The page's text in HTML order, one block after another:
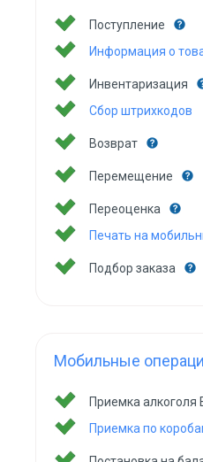
Поступление
Информация о
Инвентаризация
Сбор штрихкодов
Возврат
Перемещение
Переоценка
Печать на
Подбор заказа
Мобильные
Приемка алкоголя
Приемка по